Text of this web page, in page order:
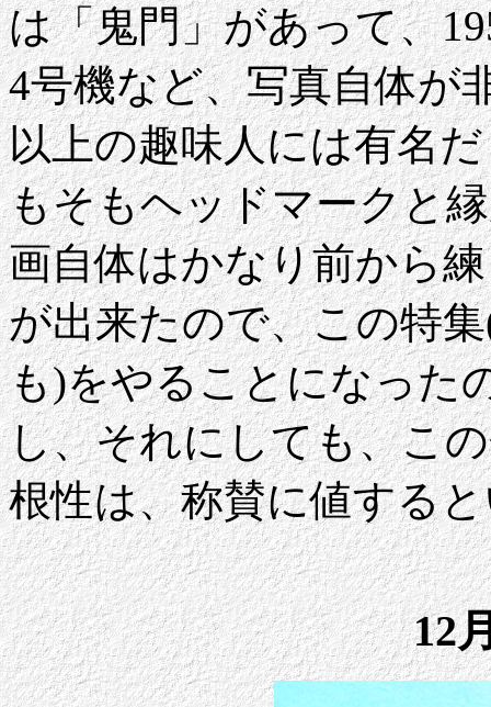
は「鬼門」があって、
4号機など、写真自体が
以上の趣味人には有名
もそもヘッドマークと
画自体はかなり前から
が出来たので、この特
も)をやることになった
し、それにしても、こ
根性は、称賛に値する
12